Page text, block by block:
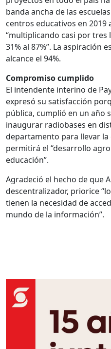
banda ancha de las
centros educativos en 2019
“multiplicando casi por tres
31% al 87%”. La aspiración
alcance el 94%.
Compromiso cumplido
El intendente interino de
expresó su satisfacción
pública, cumplió en un año
inaugurar radiobases en
departamento para llevar
permitirá el “desarrollo
educación”.
Agradeció el hecho de que
descentralizador, priorice
tienen la necesidad de
mundo de la información”.